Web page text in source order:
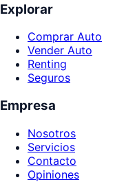
Explorar
Comprar Auto
Vender Auto
Renting
Seguros
Empresa
Nosotros
Servicios
Contacto
Opiniones